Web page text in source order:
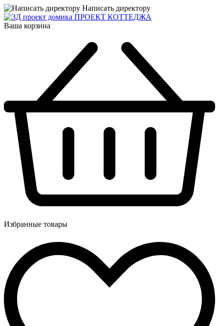
Написать директору
ПРОЕКТ КОТТЕДЖА
Ваша корзина
Избранные товары